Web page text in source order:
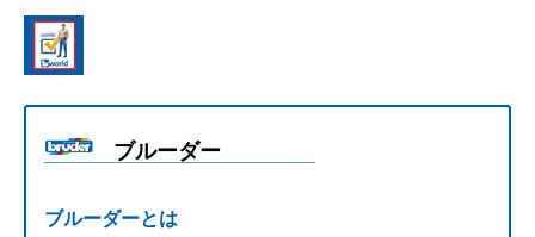
ブルーダー
ブルーダーとは